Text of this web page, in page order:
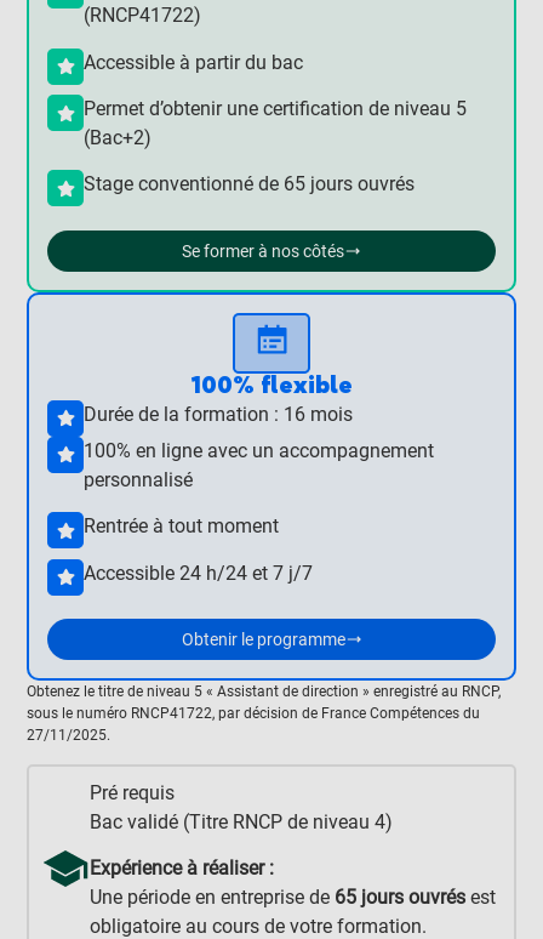
(RNCP41722)
Accessible à partir du bac
Permet d’obtenir une certification de niveau 5
(Bac+2)
Stage conventionné de 65 jours ouvrés
Se former à nos côtés
100% flexible
Durée de la formation : 16 mois
100% en ligne avec un accompagnement
personnalisé
Rentrée à tout moment
Accessible 24 h/24 et 7 j/7
Obtenir le programme
Obtenez le titre de niveau 5 « Assistant de direction » enregistré au RNCP,
sous le numéro RNCP41722, par décision de France Compétences du
27/11/2025.
Pré requis
Bac validé (Titre RNCP de niveau 4)
Expérience à réaliser :
Une période en entreprise de 65 jours ouvrésest
obligatoire au cours de votre formation.